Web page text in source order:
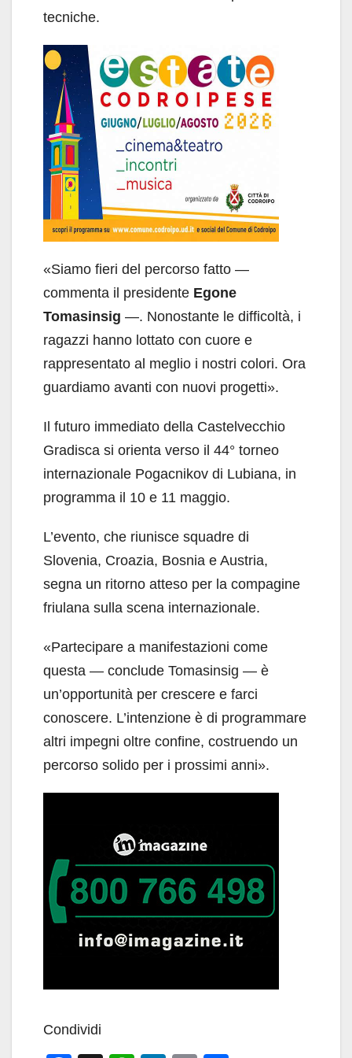
tecniche.
«Siamo fieri del percorso fatto —
commenta il presidente Egone
Tomasinsig —. Nonostante le difficoltà, i
ragazzi hanno lottato con cuore e
rappresentato al meglio i nostri colori. Ora
guardiamo avanti con nuovi progetti».
Il futuro immediato della Castelvecchio
Gradisca si orienta verso il 44° torneo
internazionale Pogacnikov di Lubiana, in
programma il 10 e 11 maggio.
L’evento, che riunisce squadre di
Slovenia, Croazia, Bosnia e Austria,
segna un ritorno atteso per la compagine
friulana sulla scena internazionale.
«Partecipare a manifestazioni come
questa — conclude Tomasinsig — è
un’opportunità per crescere e farci
conoscere. L’intenzione è di programmare
altri impegni oltre confine, costruendo un
percorso solido per i prossimi anni».
Condividi